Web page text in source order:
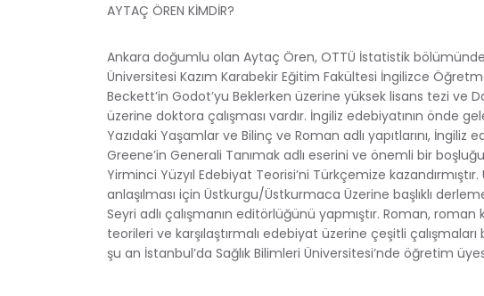
AYTAÇ ÖREN KİMDİR?
Ankara doğumlu olan Aytaç Ören, OTTÜ İstatistik
Üniversitesi Kazım Karabekir Eğitim Fakültesi İngilizce
Beckett’in Godot’yu Beklerken üzerine yüksek lisans tezi ve
üzerine doktora çalışması vardır. İngiliz edebiyatının önde
Yazıdaki Yaşamlar ve Bilinç ve Roman adlı yapıtlarını,
Greene’in Generali Tanımak adlı eserini ve önemli bir
Yirminci Yüzyıl Edebiyat Teorisi’ni Türkçemize
anlaşılması için Üstkurgu/Üstkurmaca Üzerine başlıklı
Seyri adlı çalışmanın editörlüğünü yapmıştır. Roman,
teorileri ve karşılaştırmalı edebiyat üzerine çeşitli
şu an İstanbul’da Sağlık Bilimleri Üniversitesi’nde öğretim